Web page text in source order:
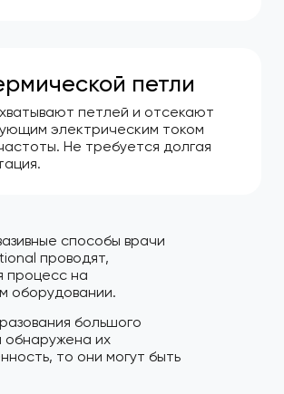
петли
петлей и отсекают
электрическим током
Не требуется долгая
способы врачи
проводят,
процесс на
оборудовании.
большого
обнаружена их
то они могут быть